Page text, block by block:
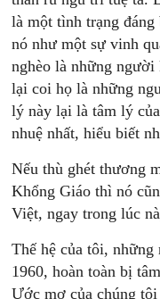
là một tình trạng
nó như một sự vinh
nghèo là những
lại coi họ là những
lý này lại là tâm lý
nhuệ nhất, hiểu biết
Nếu thù ghét thương
Khổng Giáo thì nó
Việt, ngay trong lúc
Thế hệ của tôi,
1960, hoàn toàn bị
Ước mơ của chúng